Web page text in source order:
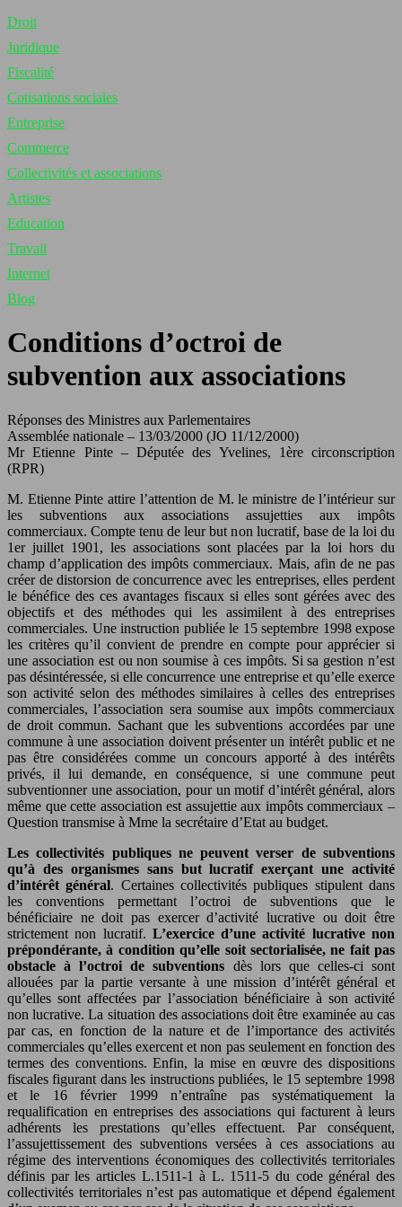
Droit
Juridique
Fiscalité
Cotisations sociales
Entreprise
Commerce
Collectivités et associations
Artistes
Education
Travail
Internet
Blog
Conditions d’octroi de
subvention aux associations
Réponses des Ministres aux Parlementaires
Assemblée nationale – 13/03/2000 (JO 11/12/2000)
Mr Etienne Pinte – Députée des Yvelines, 1ère circonscription
(RPR)
M. Etienne Pinte attire l’attention de M. le ministre de l’intérieur sur
les subventions aux associations assujetties aux impôts
commerciaux. Compte tenu de leur but non lucratif, base de la loi du
1er juillet 1901, les associations sont placées par la loi hors du
champ d’application des impôts commerciaux. Mais, afin de ne pas
créer de distorsion de concurrence avec les entreprises, elles perdent
le bénéfice des ces avantages fiscaux si elles sont gérées avec des
objectifs et des méthodes qui les assimilent à des entreprises
commerciales. Une instruction publiée le 15 septembre 1998 expose
les critères qu’il convient de prendre en compte pour apprécier si
une association est ou non soumise à ces impôts. Si sa gestion n’est
pas désintéressée, si elle concurrence une entreprise et qu’elle exerce
son activité selon des méthodes similaires à celles des entreprises
commerciales, l’association sera soumise aux impôts commerciaux
de droit commun. Sachant que les subventions accordées par une
commune à une association doivent présenter un intérêt public et ne
pas être considérées comme un concours apporté à des intérêts
privés, il lui demande, en conséquence, si une commune peut
subventionner une association, pour un motif d’intérêt général, alors
même que cette association est assujettie aux impôts commerciaux –
Question transmise à Mme la secrétaire d’Etat au budget.
Les collectivités publiques ne peuvent verser de subventions
qu’à des organismes sans but lucratif exerçant une activité
d’intérêt général. Certaines collectivités publiques stipulent dans
les conventions permettant l’octroi de subventions que le
bénéficiaire ne doit pas exercer d’activité lucrative ou doit être
strictement non lucratif. L’exercice d’une activité lucrative non
prépondérante, à condition qu’elle soit sectorialisée, ne fait pas
obstacle à l’octroi de subventions dès lors que celles-ci sont
allouées par la partie versante à une mission d’intérêt général et
qu’elles sont affectées par l’association bénéficiaire à son activité
non lucrative. La situation des associations doit être examinée au cas
par cas, en fonction de la nature et de l’importance des activités
commerciales qu’elles exercent et non pas seulement en fonction des
termes des conventions. Enfin, la mise en œuvre des dispositions
fiscales figurant dans les instructions publiées, le 15 septembre 1998
et le 16 février 1999 n’entraîne pas systématiquement la
requalification en entreprises des associations qui facturent à leurs
adhérents les prestations qu’elles effectuent. Par conséquent,
l’assujettissement des subventions versées à ces associations au
régime des interventions économiques des collectivités territoriales
définis par les articles L.1511-1 à L. 1511-5 du code général des
collectivités territoriales n’est pas automatique et dépend également